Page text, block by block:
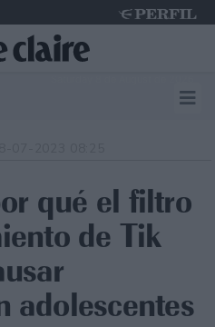
qué el filtro
de Tik
adolescentes